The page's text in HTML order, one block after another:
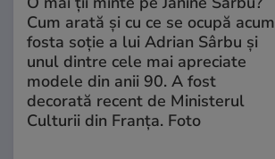
Cum arată și cu ce se ocupă acum
fosta soție a lui Adrian Sârbu și
unul dintre cele mai apreciate
modele din anii 90. A fost
decorată recent de Ministerul
Culturii din Franța. Foto